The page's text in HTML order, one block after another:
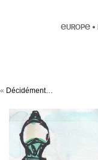
EUROPE •
« Décidément…